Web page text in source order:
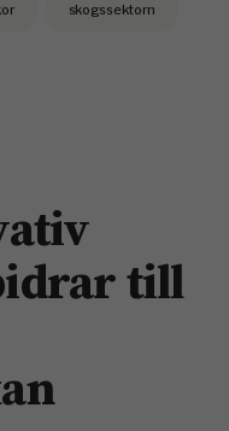
skogssektorn
till